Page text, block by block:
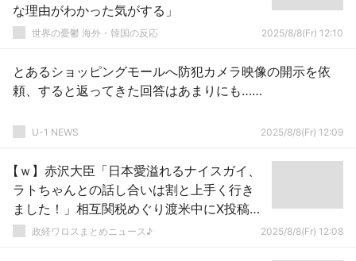
な理由がわかった気がする」
世界の憂鬱 海外・韓国の反応 2025/8/8(Fr) 12:10
とあるショッピングモールへ防犯カメラ映像の開示を依
頼、すると返ってきた回答はあまりにも……
U-1 NEWS 2025/8/8(Fr) 12:09
【ｗ】赤沢大臣「日本愛溢れるナイスガイ、
ラトちゃんとの話し合いは割と上手く行き
ました！」相互関税めぐり渡米中にX投稿
………政経ワロスまとめニュース♪ 2025/8/8(Fr) 12:08